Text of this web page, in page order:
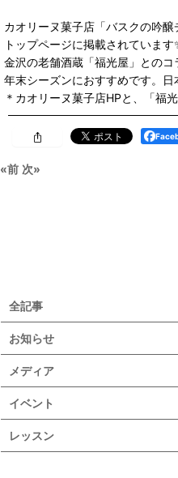
カオリーヌ菓子店「バスクの吟醸
トップページに掲載されています
金沢の老舗酒蔵「福光屋」との
年末シーズンにおすすめです。日
＊カオリーヌ菓子店HPと、「福
«前 次»
全記事
お知らせ
メディア
イベント
レッスン